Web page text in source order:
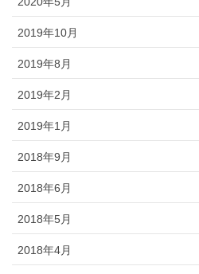
2019年10月
2019年8月
2019年2月
2019年1月
2018年9月
2018年6月
2018年5月
2018年4月